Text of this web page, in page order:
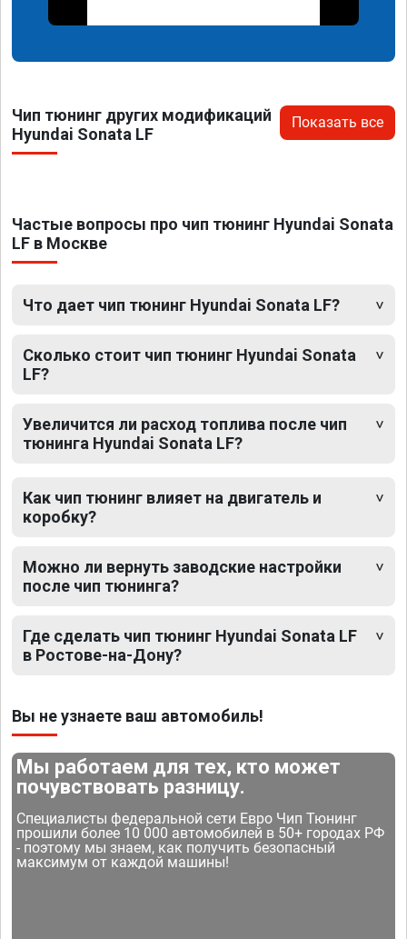
Чип тюнинг других модификаций
Hyundai Sonata LF
Показать все
Частые вопросы про чип тюнинг Hyundai Sonata
LF в Москве
Что дает чип тюнинг Hyundai Sonata LF?
Сколько стоит чип тюнинг Hyundai Sonata
LF?
Увеличится ли расход топлива после чип
тюнинга Hyundai Sonata LF?
Как чип тюнинг влияет на двигатель и
коробку?
Можно ли вернуть заводские настройки
после чип тюнинга?
Где сделать чип тюнинг Hyundai Sonata LF
в Ростове-на-Дону?
Вы не узнаете ваш автомобиль!
Мы работаем для тех, кто может
почувствовать разницу.
Специалисты федеральной сети Евро Чип Тюнинг
прошили более 10 000 автомобилей в 50+ городах РФ
- поэтому мы знаем, как получить безопасный
максимум от каждой машины!